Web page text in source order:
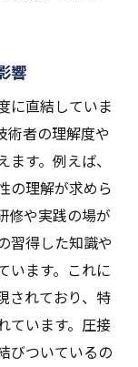
響
に直結していま
術者の理解度や
す。例えば、
の理解が求めら
修や実践の場が
習得した知識や
います。これに
されており、特
ています。圧接
びついているの